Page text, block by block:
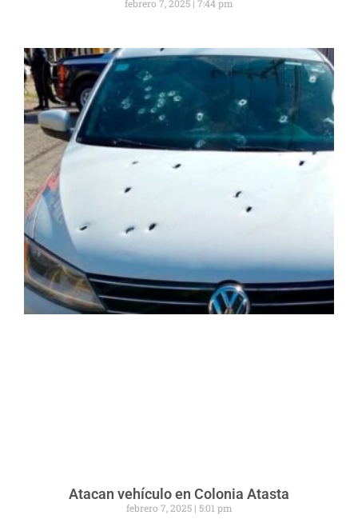
febrero 7, 2025 7:44 pm
Atacan vehículo en Colonia Atasta
febrero 7, 2025 5:01 pm